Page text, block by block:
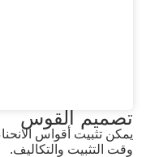
تصميم القوس
يمكن تثبيت أقواس
وقت التثبيت والتكاليف.